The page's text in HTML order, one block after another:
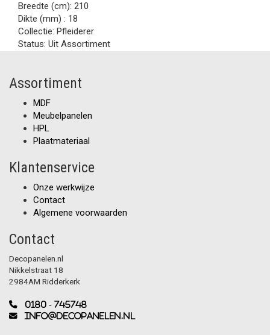
Breedte (cm): 210
Dikte (mm) : 18
Collectie: Pfleiderer
Status: Uit Assortiment
Assortiment
MDF
Meubelpanelen
HPL
Plaatmateriaal
Klantenservice
Onze werkwijze
Contact
Algemene voorwaarden
Contact
Decopanelen.nl
Nikkelstraat 18
2984AM Ridderkerk
0180 - 745748
info@decopanelen.nl